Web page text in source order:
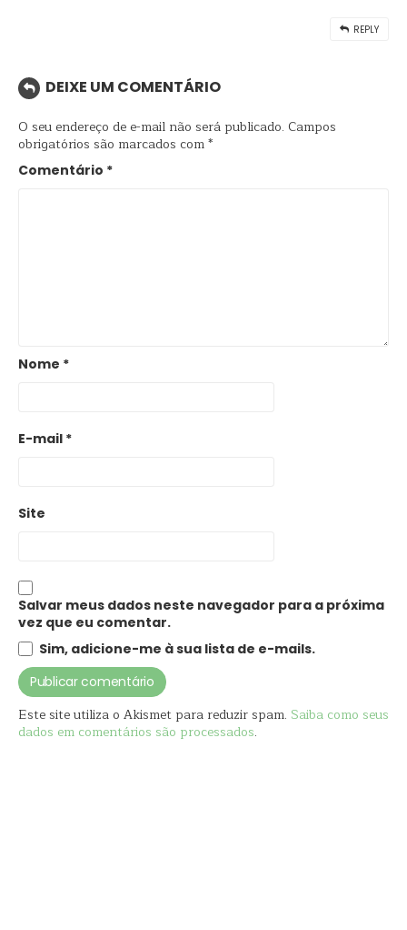
REPLY
DEIXE UM COMENTÁRIO
O seu endereço de e-mail não será publicado. Campos
obrigatórios são marcados com*
Comentário *
Nome *
E-mail *
Site
Salvar meus dados neste navegador para a próxima
vez que eu comentar.
Sim, adicione-me à sua lista de e-mails.
Este site utiliza o Akismet para reduzir spam. Saiba como seus
dados em comentários são processados.